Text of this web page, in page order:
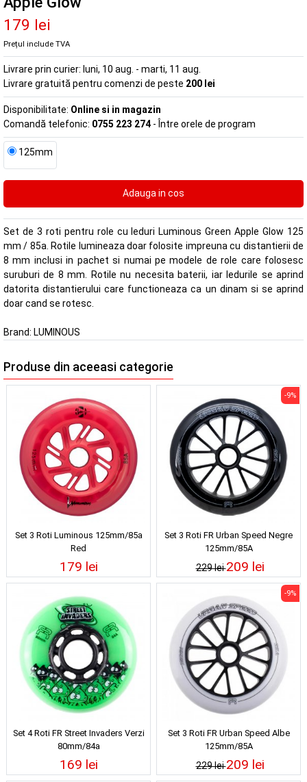
179 lei
Prețul include TVA
Livrare prin curier: luni, 10 aug. - marti, 11 aug.
Livrare gratuită pentru comenzi de peste 200 lei
Disponibilitate: Online si in magazin
Comandă telefonic: 0755 223 274 - Între orele de program
125mm
Set de 3 roti pentru role cu leduri Luminous Green Apple Glow 125
mm / 85a. Rotile lumineaza doar folosite impreuna cu distantierii de
8 mm inclusi in pachet si numai pe modele de role care folosesc
suruburi de 8 mm. Rotile nu necesita baterii, iar ledurile se aprind
datorita distantierului care functioneaza ca un dinam si se aprind
doar cand se rotesc.
Brand: LUMINOUS
Produse din aceeasi categorie
Set 3 Roti Luminous 125mm/85a
Red
179 lei
Set 3 Roti FR Urban Speed Negre
125mm/85A
229 lei
-9%
209 lei
Set 4 Roti FR Street Invaders Verzi
80mm/84a
169 lei
Set 3 Roti FR Urban Speed Albe
125mm/85A
229 lei
-9%
209 lei